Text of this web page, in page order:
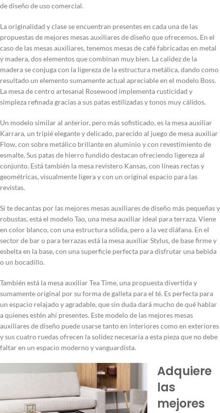
de diseño de uso comercial.
La originalidad y clase se encuentran presentes en cada una de las
propuestas de mejores mesas auxiliares de diseño que ofrecemos. En el
caso de las mesas auxiliares, tenemos mesas de café fabricadas en metal
y madera, dos elementos que combinan muy bien. La calidez de la
madera se conjuga con la ligereza de la estructura metálica, dando como
resultado un elemento sumamente actual apreciable en el modelo Boss.
La mesa de centro artesanal Rosewood implementa rusticidad y
simpleza refinada gracias a sus patas estilizadas y tonos muy cálidos.
Un modelo similar al anterior, pero más sofisticado, es la mesa auxiliar
Karrara, un tripié elegante y delicado, parecido al juego de mesa auxiliar
Flow, con sobre metálico brillante en aluminio y con revestimiento de
esmalte. Sus patas de hierro fundido destacan ofreciendo ligereza al
conjunto. Está también la mesa revistero Kansas, con líneas rectas y
geométricas, visualmente ligera y con un original espacio para las
revistas.
Si te decantas por las mejores mesas auxiliares de diseño más pequeñas y
robustas, está el modelo Tao, una mesa auxiliar ideal para terraza. Viene
en color blanco, con una estructura sólida, pero a la vez diáfana. En el
sector de bar o para terrazas está la mesa auxiliar Stylus, de base firme y
esbelta en la base, con una superficie perfecta para disfrutar una bebida
o un bocadillo.
También está la mesa auxiliar Tea Time, una propuesta divertida y
sumamente original por su forma de galleta para el té. Es perfecta para
un espacio relajado y agradable, que sin duda dará mucho de qué hablar
a quienes estén ahí presentes. Este modelo de las mejores mesas
auxiliares de diseño puede usarse tanto en interiores como en exteriores
y sus cuatro ruedas ofrecen la solidez necesaria a esta pieza que no debe
faltar en un espacio moderno y vanguardista.
Adquiere
las
mejores